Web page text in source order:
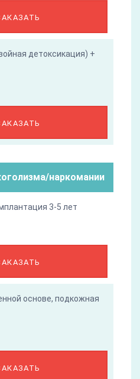
детоксикация) +
наркомании
3-5 лет
основе, подкожная